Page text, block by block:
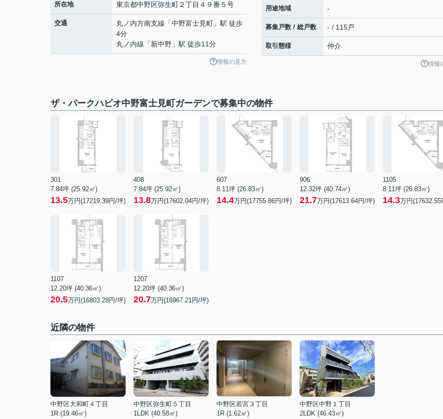
所在地 東京都中野区弥生町２丁目４９番５号
交通 丸ノ内方南支線 「中野富士見町 」駅 徒歩
4分
丸ノ内線 「新中野 」駅 徒歩11分
情報の見方
用途地域 -
募集戸数 / 総戸数 - / 115戸
取引態様 仲介
情報
ザ・パークハビオ中野富士見町ガーデンで募集中の物件
301
7.84坪 (25.92㎡)
13.5万円(17219.39円/坪)
408
7.84坪 (25.92㎡)
13.8万円(17602.04円/坪)
607
8.11坪 (26.83㎡)
14.4万円(17755.86円/坪)
906
12.32坪 (40.74㎡)
21.7万円(17613.64円/坪)
1105
8.11坪 (26.83㎡)
14.3万円(17632.55
1107
12.20坪 (40.36㎡)
20.5万円(16803.28円/坪)
1207
12.20坪 (40.36㎡)
20.7万円(16967.21円/坪)
近隣の物件
中野区大和町４丁目
1R (19.46㎡)
中野区弥生町５丁目
1LDK (40.58㎡)
中野区若宮３丁目
1R (1.62㎡)
中野区中野１丁目
2LDK (46.43㎡)